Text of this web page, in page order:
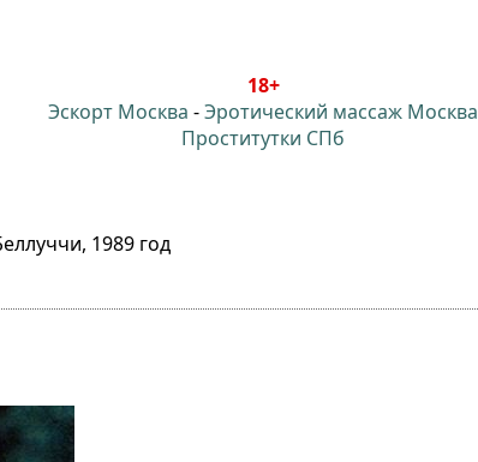
18+
Эскорт Москва -Эротический массаж Москва
Проститутки СПб
1989 год